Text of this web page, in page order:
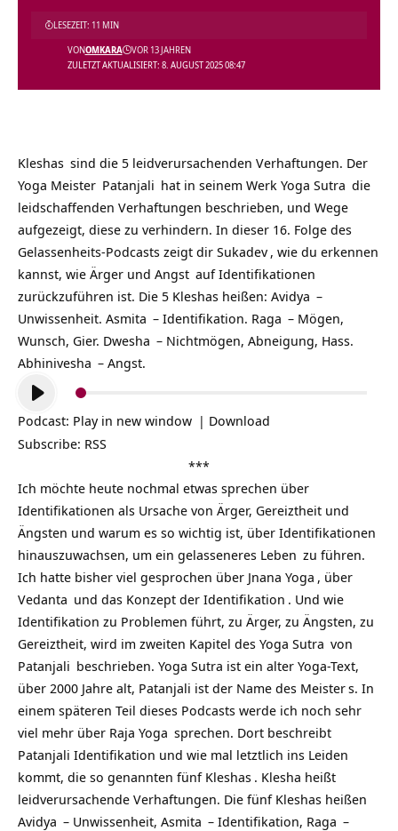
ZULETZT AKTUALISIERT: 8. AUGUST 2025 08:47
VONOMKARA VOR 13 JAHREN
LESEZEIT: 11 MIN
Kleshas sind die 5 leidverursachenden Verhaftungen. Der
Yoga Meister Patanjali hat in seinem Werk Yoga Sutra die
leidschaffenden Verhaftungen beschrieben, und Wege
aufgezeigt, diese zu verhindern. In dieser 16. Folge des
Gelassenheits-Podcasts zeigt dir Sukadev , wie du erkennen
kannst, wie Ärger und Angst auf Identifikationen
zurückzuführen ist. Die 5 Kleshas heißen: Avidya –
Unwissenheit. Asmita – Identifikation. Raga – Mögen,
Wunsch, Gier. Dwesha – Nichtmögen, Abneigung, Hass.
Abhinivesha – Angst.
Audio-
Player
Podcast: Play in new window | Download
Subscribe: RSS
***
Ich möchte heute nochmal etwas sprechen über
Identifikationen als Ursache von Ärger, Gereiztheit und
Ängsten und warum es so wichtig ist, über Identifikationen
hinauszuwachsen, um ein gelasseneres Leben zu führen.
Ich hatte bisher viel gesprochen über Jnana Yoga , über
Vedanta und das Konzept der Identifikation . Und wie
Identifikation zu Problemen führt, zu Ärger, zu Ängsten, zu
Gereiztheit, wird im zweiten Kapitel des Yoga Sutra von
Patanjali beschrieben. Yoga Sutra ist ein alter Yoga-Text,
über 2000 Jahre alt, Patanjali ist der Name des Meisters. In
einem späteren Teil dieses Podcasts werde ich noch sehr
viel mehr über Raja Yoga sprechen. Dort beschreibt
Patanjali Identifikation und wie mal letztlich ins Leiden
kommt, die so genannten fünf Kleshas . Klesha heißt
leidverursachende Verhaftungen. Die fünf Kleshas heißen
Avidya – Unwissenheit, Asmita – Identifikation, Raga –